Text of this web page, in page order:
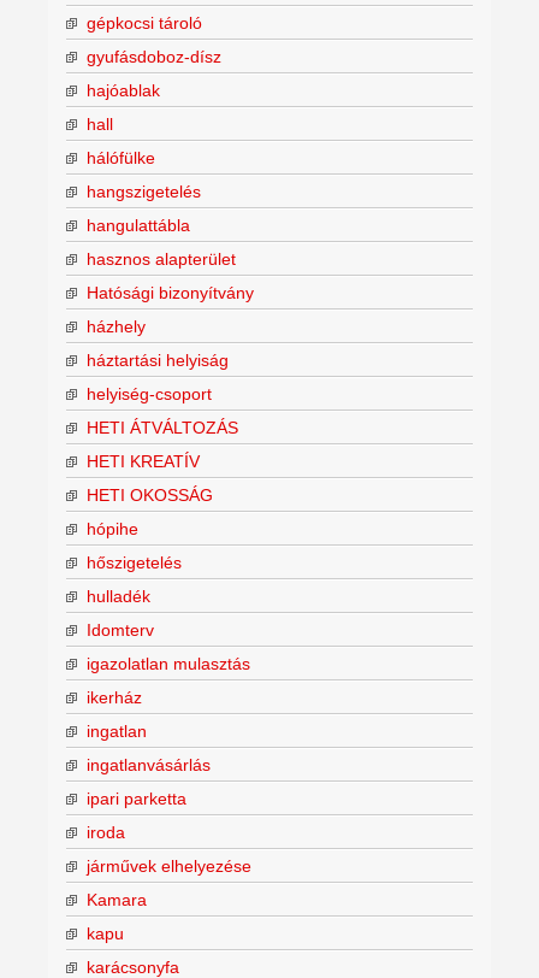
gépkocsi tároló
gyufásdoboz-dísz
hajóablak
hall
hálófülke
hangszigetelés
hangulattábla
hasznos alapterület
Hatósági bizonyítvány
házhely
háztartási helyiság
helyiség-csoport
HETI ÁTVÁLTOZÁS
HETI KREATÍV
HETI OKOSSÁG
hópihe
hőszigetelés
hulladék
Idomterv
igazolatlan mulasztás
ikerház
ingatlan
ingatlanvásárlás
ipari parketta
iroda
járművek elhelyezése
Kamara
kapu
karácsonyfa